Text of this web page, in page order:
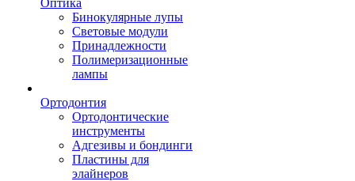
Оптика
Бинокулярные лупы
Световые модули
Принадлежности
Полимеризационные
лампы
Ортодонтия
Ортодонтические
инструменты
Адгезивы и бондинги
Пластины для
элайнеров